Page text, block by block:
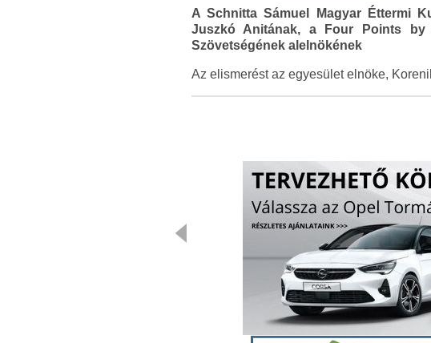
A Schnitta Sámuel Magyar Éttermi
Juszkó Anitának, a Four Points by
Szövetségének alelnökének
Az elismerést az egyesület elnöke,